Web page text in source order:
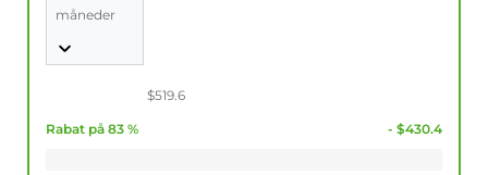
måneder
$519.6
Rabat på 83 % - $430.4